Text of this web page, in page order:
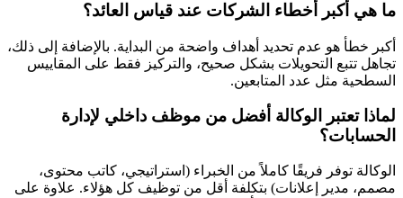
ما هي أكبر أخطاء الشركات عند قياس العائد؟
أكبر خطأ هو عدم تحديد أهداف واضحة من البداية. بالإضافة إلى ذلك،
تجاهل تتبع التحويلات بشكل صحيح، والتركيز فقط على المقاييس
السطحية مثل عدد المتابعين.
لماذا تعتبر الوكالة أفضل من موظف داخلي لإدارة
الحسابات؟
الوكالة توفر فريقًا كاملاً من الخبراء (استراتيجي، كاتب محتوى،
مصمم، مدير إعلانات) بتكلفة أقل من توظيف كل هؤلاء. علاوة على